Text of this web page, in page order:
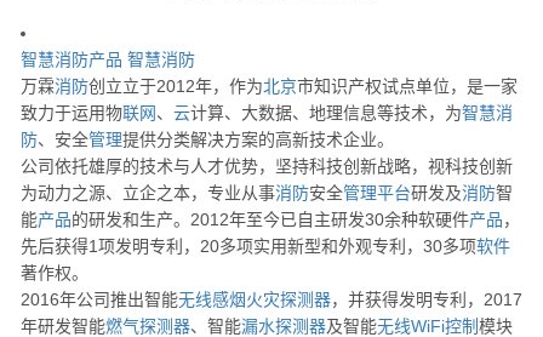
智慧消防产品 智慧消防
万霖消防创立立于2012年，作为北京市知识产权试点单位，是一家
致力于运用物联网、 云计算、大数据、地理信息等技术，为智慧消
防、安全管理提供分类解决方案的高新技术企业。
公司依托雄厚的技术与人才优势，坚持科技创新战略，视科技创新
为动力之源、立企之本，专业从事消防安全管理平台研发及消防智
能产品的研发和生产。2012年至今已自主研发30余种软硬件产品，
先后获得1项发明专利，20多项实用新型和外观专利，30多项软件
著作权。
2016年公司推出智能无线感烟火灾探测器，并获得发明专利，2017
年研发智能燃气探测器、智能漏水探测器及智能无线WiFi控制模块